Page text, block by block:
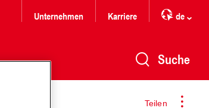
Unternehmen Karriere de
Suche
Teilen